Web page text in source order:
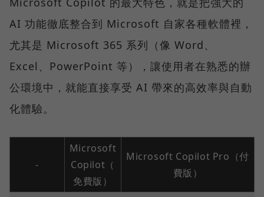
AI 功能徹底整合到 Microsoft 自家各種軟體裡，
尤其是 Microsoft 365 系列（像 Word、
Excel、PowerPoint 等），讓使用者在熟悉的辦
公環境中，就能直接享受 AI 帶來的高效率與自動
化體驗。
-
Microsoft
Copilot（
免費版）
Microsoft Copilot Pro（付
費版）